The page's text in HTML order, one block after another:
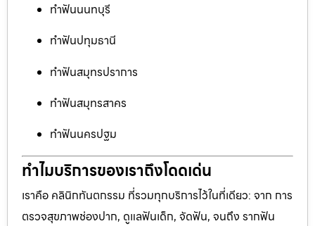
ทำฟันนนทบุรี
ทำฟันปทุมธานี
ทำฟันสมุทรปราการ
ทำฟันสมุทรสาคร
ทำฟันนครปฐม
ทำไมบริการของเราถึงโดดเด่น
เราคือ คลินิกทันตกรรม ที่รวมทุกบริการไว้ในที่เดียว: จาก การ
ตรวจสุขภาพช่องปาก, ดูแลฟันเด็ก, จัดฟัน, จนถึง รากฟัน